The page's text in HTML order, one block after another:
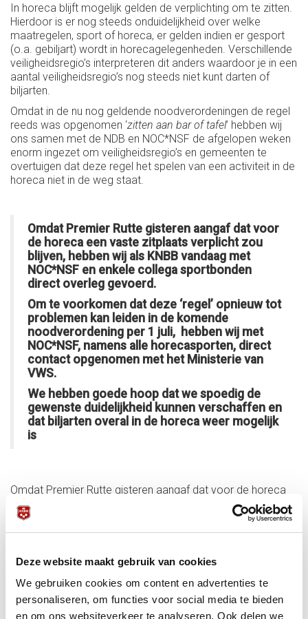
Deze website maakt gebruik van cookies
We gebruiken cookies om content en advertenties te
personaliseren, om functies voor social media te bieden
en om ons websiteverkeer te analyseren. Ook delen we
In horeca blijft mogelijk gelden de verplichting om te zitten.
Hierdoor is er nog steeds onduidelijkheid over welke
maatregelen, sport of horeca, er gelden indien er gesport
(o.a. gebiljart) wordt in horecagelegenheden. Verschillende
veiligheidsregio’s interpreteren dit anders waardoor je in een
aantal veiligheidsregio’s nog steeds niet kunt darten of
biljarten.
Omdat in de nu nog geldende noodverordeningen de regel
reeds was opgenomen ‘zitten aan bar of tafel’ hebben wij
ons samen met de NDB en NOC*NSF de afgelopen weken
enorm ingezet om veiligheidsregio’s en gemeenten te
overtuigen dat deze regel het spelen van een activiteit in de
horeca niet in de weg staat.
Omdat Premier Rutte gisteren aangaf dat voor
de horeca een vaste zitplaats verplicht zou
blijven, hebben wij als KNBB vandaag met
NOC*NSF en enkele collega sportbonden
direct overleg gevoerd.
Om te voorkomen dat deze ‘regel’ opnieuw tot
problemen kan leiden in de komende
noodverordening per 1 juli, hebben wij met
NOC*NSF, namens alle horecasporten, direct
contact opgenomen met het Ministerie van
VWS.
We hebben goede hoop dat we spoedig de
gewenste duidelijkheid kunnen verschaffen en
dat biljarten overal in de horeca weer mogelijk
is
Omdat Premier Rutte gisteren aangaf dat voor de horeca
een vaste zitplaats verplicht zou blijven, hebben wij vandaag
met NOC*NSF en enkele collega sportbonden direct
overleg gevoerd. Om te voorkomen dat deze ‘regel’
noodverordening per 1 juli, hebben wij met NOC*NSF,
met het Ministerie van VWS. We hebben goede hoop dat
we spoedig de gewenste duidelijkheid kunnen verschaffen
en dat biljarten overal in de horeca weer mogelijk is. De